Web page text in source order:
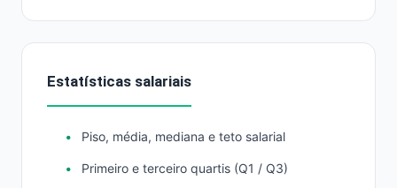
Estatísticas salariais
Piso, média, mediana e teto salarial
Primeiro e terceiro quartis (Q1 / Q3)